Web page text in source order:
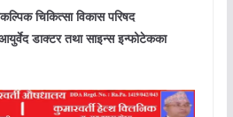
चिकित्सा विकास परिषद
डाक्टर तथा साइन्स इन्फोटेकका